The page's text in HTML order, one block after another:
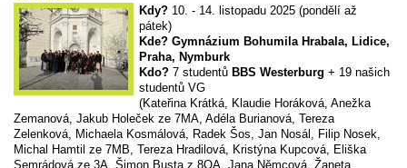
Kdy? 10. - 14. listopadu 2025 (pondělí až
pátek)
Kde?Gymnázium Bohumila Hrabala, Lidice,
Praha, Nymburk
Kdo?7 studentůBBS Westerburg+ 19 našich
studentů VG
(Kateřina Krátká, Klaudie Horáková, Anežka
Zemanová, Jakub Holeček ze 7MA, Adéla Burianová, Tereza
Zelenková, Michaela Kosmálová, Radek Šos, Jan Nosál, Filip Nosek,
Michal Hamtil ze 7MB, Tereza Hradilová, Kristýna Kupcová, Eliška
Semrádová ze 3A, Šimon Busta z 8OA, Jana Němcová, Žaneta